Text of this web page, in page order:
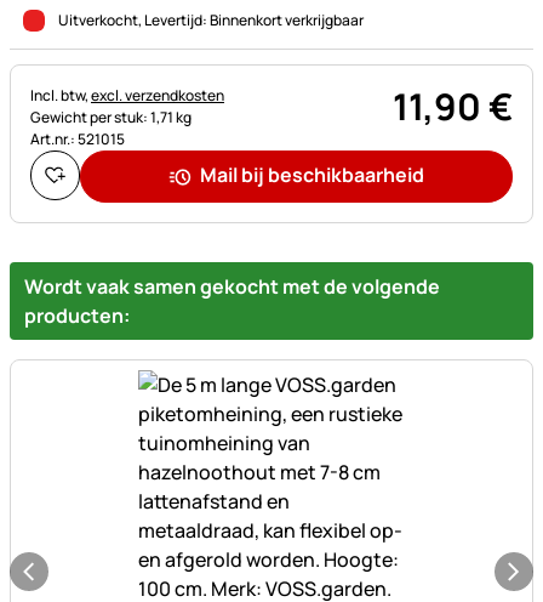
Uitverkocht, Levertijd:Binnenkort verkrijgbaar
Belastinginformatie:
Incl. btw,excl. verzendkosten
Gewicht per stuk: 1,71 kg
Art.nr.: 521015
11,90€
Mail bij beschikbaarheid
Wordt vaak samen gekocht met de volgende
producten: